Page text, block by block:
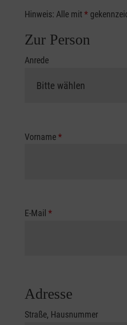
Hinweis: Alle mit*
Zur Person
Anrede
Vorname*
E-Mail *
Adresse
Straße, Hausnummer